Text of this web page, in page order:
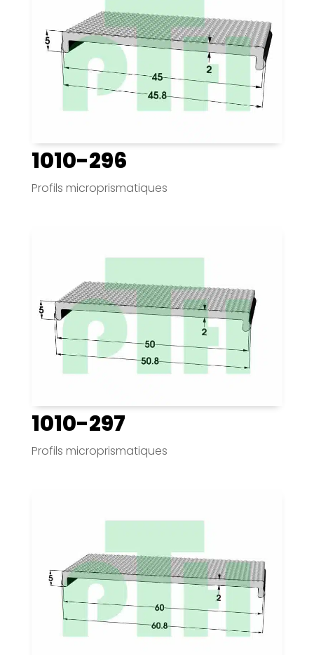
1010-296
Profils microprismatiques
1010-297
Profils microprismatiques